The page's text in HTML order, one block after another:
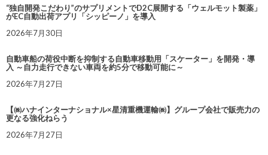
“独自開発こだわり”のサプリメントでD2C展開する「ウェルモット製薬」
がEC自動出荷アプリ「シッピーノ」を導入
2026年7月30日
自動車船の荷役中断を抑制する自動車移動用「スケーター」を開発・導
入 ～自力走行できない車両を約5分で移動可能に～
2026年7月27日
【㈱ハナインターナショナル×星清重機運輸㈱】グループ会社で販売力の
更なる強化ねらう
2026年7月27日